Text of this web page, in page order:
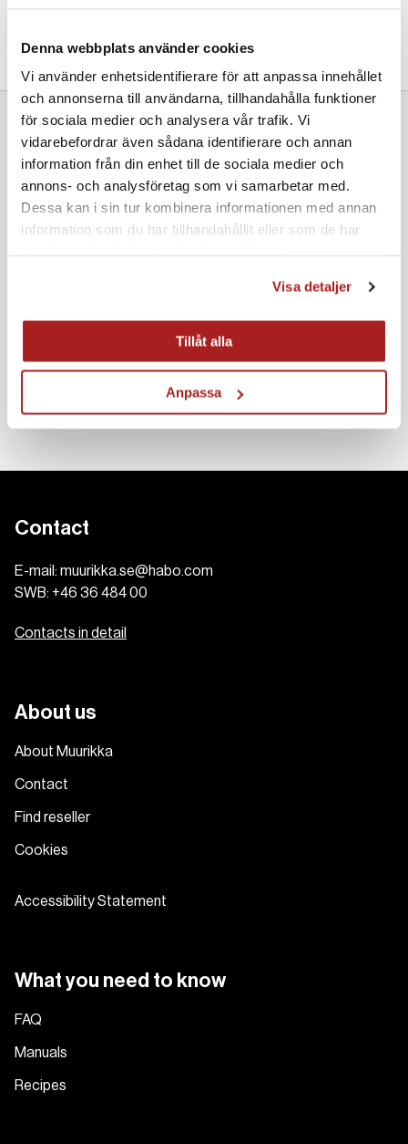
Denna webbplats använder cookies
Vi använder enhetsidentifierare för att anpassa innehållet
och annonserna till användarna, tillhandahålla funktioner
för sociala medier och analysera vår trafik. Vi
vidarebefordrar även sådana identifierare och annan
information från din enhet till de sociala medier och
annons- och analysföretag som vi samarbetar med.
Dessa kan i sin tur kombinera informationen med annan
information som du har tillhandahållit eller som de har
Visa detaljer
Tillåt alla
Anpassa
Great additions
Contact
E-mail: muurikka.se@habo.com
SWB: +46 36 484 00
Contacts in detail
About us
About Muurikka
Contact
Find reseller
Cookies
Accessibility Statement
What you need to know
FAQ
Manuals
Recipes